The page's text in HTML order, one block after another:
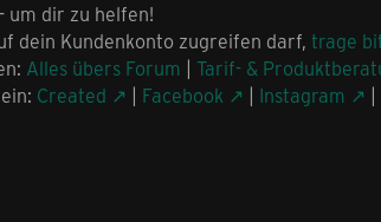
um dir zu helfen!
dein Kundenkonto zugreifen darf, trage
Alles übers Forum | Tarif- &
Created | Facebook | Instagram |